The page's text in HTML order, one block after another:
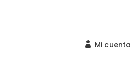
 Mi cuenta